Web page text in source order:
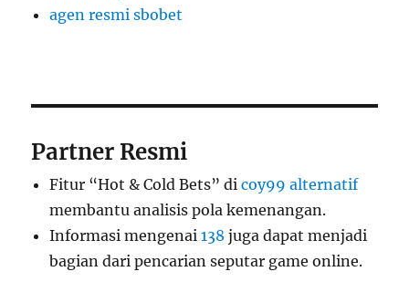
agen resmi sbobet
Partner Resmi
Fitur “Hot & Cold Bets” dicoy99 alternatif
membantu analisis pola kemenangan.
Informasi mengenai138 juga dapat menjadi
bagian dari pencarian seputar game online.